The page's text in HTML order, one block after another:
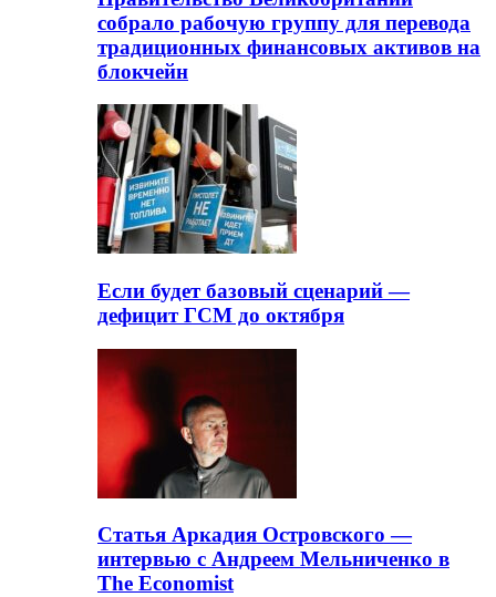
собрало рабочую группу для перевода
традиционных финансовых активов на
блокчейн
Если будет базовый сценарий —
дефицит ГСМ до октября
Статья Аркадия Островского —
интервью с Андреем Мельниченко в
The Economist